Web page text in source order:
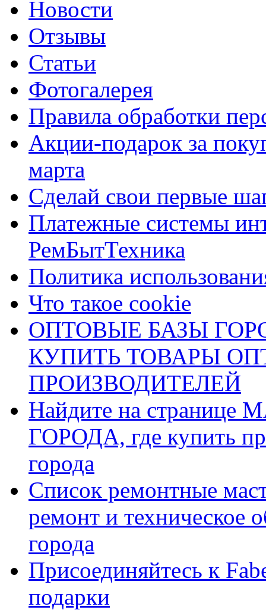
Новости
Отзывы
Статьи
Фотогалерея
Правила обработки
Акции-подарок за
марта
Сделай свои первые
Платежные системы
РемБытТехника
Политика
Что такое cookie
ОПТОВЫЕ БАЗЫ
КУПИТЬ ТОВАРЫ
ПРОИЗВОДИТЕЛЕЙ
Найдите на
ГОРОДА, где купить
города
Список ремонтные
ремонт и техническое
города
Присоединяйтесь к
подарки